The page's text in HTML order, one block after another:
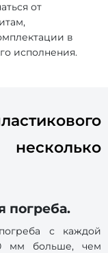
от
в
исполнения.
погреба.
с каждой
мм больше, чем